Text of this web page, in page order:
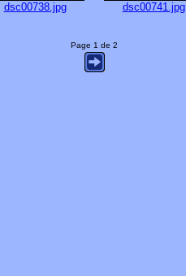
dsc00738.jpg dsc00741.jpg
Page 1 de 2